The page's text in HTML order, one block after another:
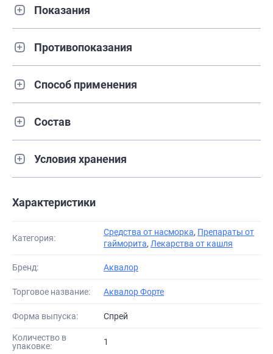
Показания
Противопоказания
Способ применения
Состав
Условия хранения
Характеристики
Категория:
Средства от насморка, Препараты от
гайморита, Лекарства от кашля
Бренд: Аквалор
Торговое название: Аквалор Форте
Форма выпуска: Спрей
Количество в
упаковке:
1